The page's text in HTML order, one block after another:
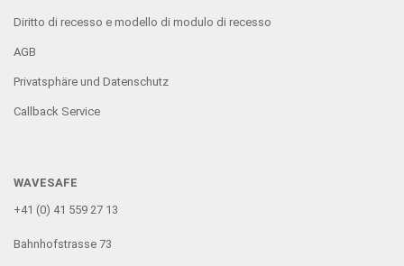
Diritto di recesso e modello di modulo di recesso
AGB
Privatsphäre und Datenschutz
Callback Service
WAVESAFE
+41 (0) 41 559 27 13
Bahnhofstrasse 73